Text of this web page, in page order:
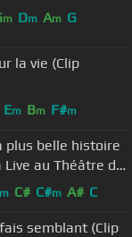
m Dm Am G
la vie (Clip
Em Bm F#m
plus belle histoire
au Théâtre du
m C# C#m A# C
semblant (Clip